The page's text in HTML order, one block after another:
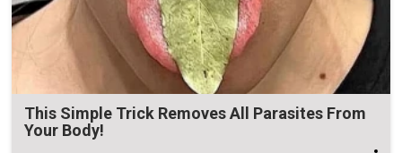
This Simple Trick Removes All Parasites From
Your Body!